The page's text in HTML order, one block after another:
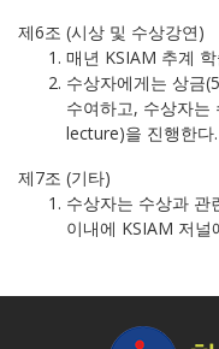
제6조 (시상 및 수상강연)
매년 KSIAM 추계
수상자에게는 상금
수여하고, 수상자는
lecture)을 진행한다.
제7조 (기타)
수상자는 수상과 관
이내에 KSIAM 저널